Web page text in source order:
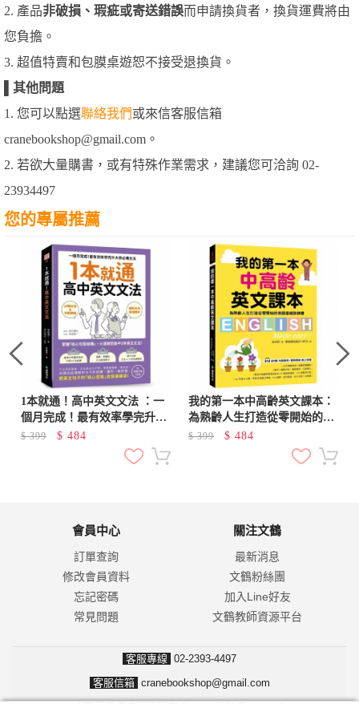
2. 產品非破損、瑕疵或寄送錯誤而申請換貨者，換貨運費將由
您負擔。
3. 超值特賣和包膜桌遊恕不接受退換貨。
其他問題
1. 您可以點選聯絡我們或來信客服信箱
cranebookshop@gmail.com。
2. 若欲大量購書，或有特殊作業需求，建議您可洽詢 02-
23934497
您的專屬推薦
1本就通！高中英文文法 ：一
個月完成！最有效率學完升大
學必備文法（附音檔下載QR
$399 $ 484
我的第一本中高齡英文課本：
為熟齡人生打造從零開始的英
語基礎訓練書（附QR碼線上
$399 $ 484
會員中心
訂單查詢
修改會員資料
忘記密碼
常見問題
關注文鶴
最新消息
文鶴粉絲團
加入Line好友
文鶴教師資源平台
客服專線 02-2393-4497
客服信箱 cranebookshop@gmail.com